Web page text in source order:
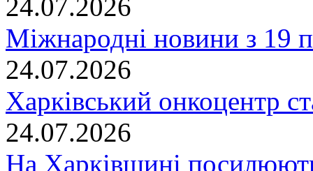
24.07.2026
Міжнародні новини з 19
24.07.2026
Харківський онкоцентр
24.07.2026
На Харківщині